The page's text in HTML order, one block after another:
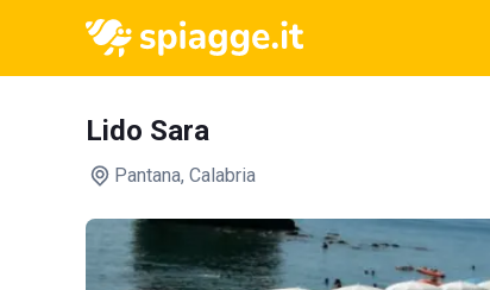
Lido Sara
Pantana, Calabria